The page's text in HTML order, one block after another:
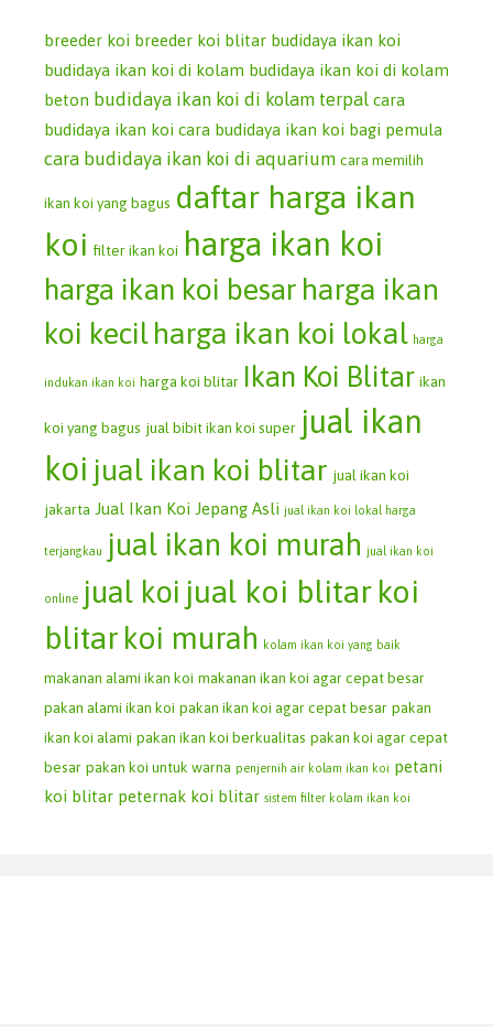
breeder koi breeder koi blitar budidaya ikan koi
budidaya ikan koi di kolam budidaya ikan koi di kolam
beton budidaya ikan koi di kolam terpal cara
budidaya ikan koi cara budidaya ikan koi bagi pemula
cara budidaya ikan koi di aquarium cara memilih
ikan koi yang bagus daftar harga ikan
koi filter ikan koi harga ikan koi
harga ikan koi besar harga ikan
koi kecilharga ikan koi lokal harga
indukan ikan koi harga koi blitar Ikan Koi Blitar ikan
koi yang bagus jual bibit ikan koi super jual ikan
koi jual ikan koi blitar jual ikan koi
jakarta Jual Ikan Koi Jepang Asli jual ikan koi lokal harga
terjangkau jual ikan koi murah jual ikan koi
online jual koi jual koi blitar koi
blitar koi murah kolam ikan koi yang baik
makanan alami ikan koi makanan ikan koi agar cepat besar
pakan alami ikan koi pakan ikan koi agar cepat besar pakan
ikan koi alami pakan ikan koi berkualitas pakan koi agar cepat
besar pakan koi untuk warna penjernih air kolam ikan koi petani
koi blitar peternak koi blitar sistem filter kolam ikan koi